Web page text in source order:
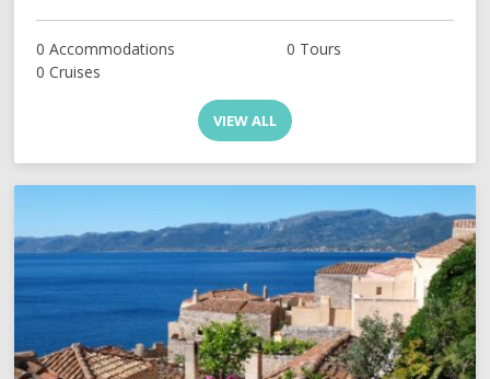
0 Accommodations
0 Tours
0 Cruises
VIEW ALL